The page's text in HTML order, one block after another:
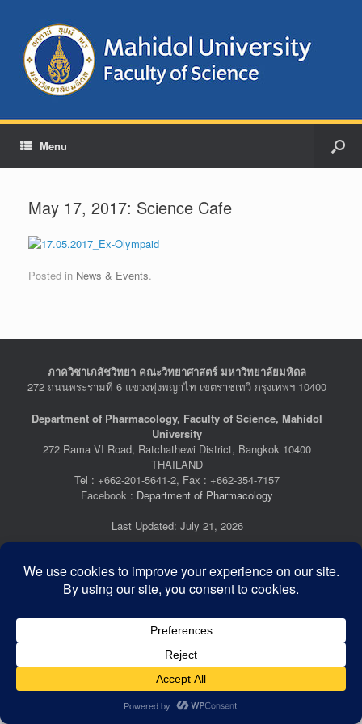
Menu
May 17, 2017: Science Cafe
Posted in News & Events.
ภาควิชาเภสัชวิทยา คณะวิทยาศาสตร์ มหาวิทยาลัยมหิดล
272 ถนนพระรามที่ 6 แขวงทุ่งพญาไท เขตราชเทวี กรุงเทพฯ 10400
Department of Pharmacology, Faculty of Science, Mahidol
University
272 Rama VI Road, Ratchathewi District, Bangkok 10400
THAILAND
Tel : +662-201-5641-2, Fax : +662-354-7157
Facebook : Department of Pharmacology
Last Updated: July 21, 2026